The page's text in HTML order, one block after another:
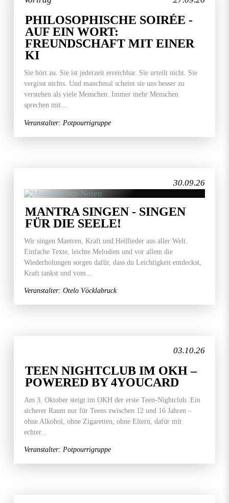
PHILOSOPHISCHE SOIRÉE -
AUF EIN WORT:
FREUNDSCHAFT MIT EINER
KI
Sie hört zu. Sie ist jederzeit erreichbar. Sie urteilt nicht. Sie
vergisst nichts. Und manchmal scheint sie uns besser zu
verstehen als viele Menschen. Immer mehr Menschen
sprechen mit...
Veranstalter: Potpourrigruppe
30.09.26
MANTRA SINGEN - SINGEN
FÜR DIE SEELE!
Wir singen Mantren, Kraft und Heillieder aus aller Welt.
Einfache Texte, leichte Melodien und vor allem die
Wiederholungen sorgen dafür, dass du Leichtigkeit entdeckst,
Kraft tankst und vom...
Veranstalter: Otelo Vöcklabruck
03.10.26
TEEN NIGHTCLUB IM OKH –
POWERED BY 4YOUCARD
Am 3. Oktober steigt im OKH der erste Teen-Nightclub. Ein
sicherer Raum nur für Teens zwischen 12 und 16 Jahren –
ohne Alkohol, ohne Zigaretten, ohne Eltern, dafür mit
echter...
Veranstalter: Potpourrigruppe